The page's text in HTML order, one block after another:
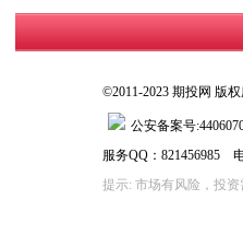
©2011-2023 期投网 版
公安备案号
服务QQ：821456985
提示: 市场有风险，投资